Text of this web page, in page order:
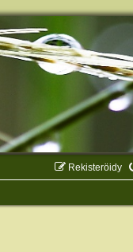
Rekisteröidy